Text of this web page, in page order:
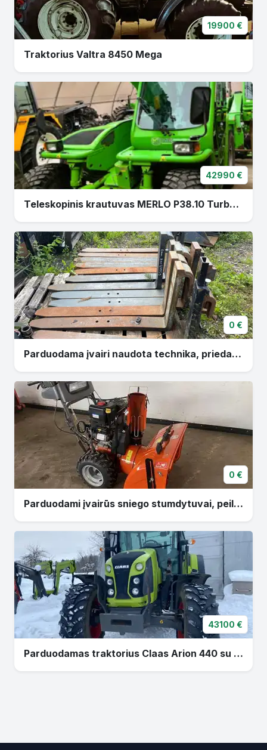
19900 €
Traktorius Valtra 8450 Mega
42990 €
Teleskopinis krautuvas MERLO P38.10 Turbo Farmer
0 €
Parduodama įvairi naudota technika, priedai, dalys
0 €
Parduodami įvairūs sniego stumdytuvai, peiliai, pūtikai ir t.t.
43100 €
Parduodamas traktorius Claas Arion 440 su Claas FL120c fr. krautuvu